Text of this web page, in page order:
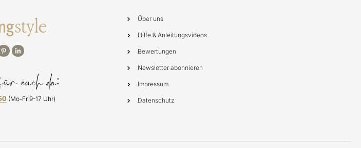
euch da:
(Mo-Fr 9-17 Uhr)
Über uns
Hilfe & Anleitungsvideos
Bewertungen
Newsletter abonnieren
Impressum
Datenschutz